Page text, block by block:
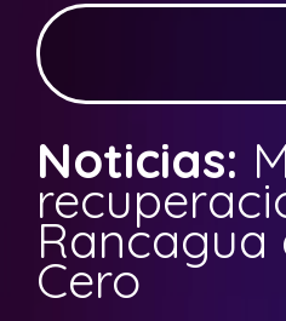
Noticias:
Rancagua
Cero